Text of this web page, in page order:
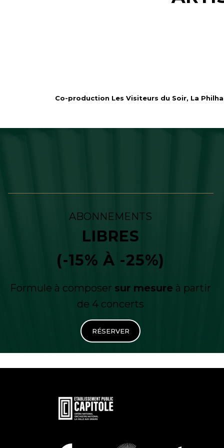
Co-production Les Visiteurs du Soir, La
ABONNEMENTS
LIBRES
(-15% À -25%)
Formule à composer sur mesure à partir
de 4 concerts
RÉSERVER
En
savoir